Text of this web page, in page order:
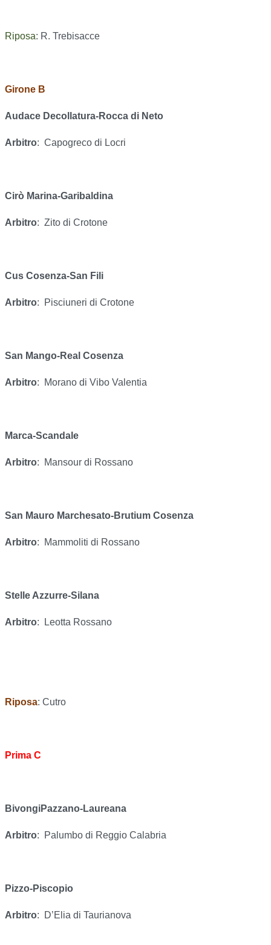
Riposa: R. Trebisacce
Girone B
Audace Decollatura-Rocca di Neto
Arbitro: Capogreco di Locri
Cirò Marina-Garibaldina
Arbitro: Zito di Crotone
Cus Cosenza-San Fili
Arbitro: Pisciuneri di Crotone
San Mango-Real Cosenza
Arbitro: Morano di Vibo Valentia
Marca-Scandale
Arbitro: Mansour di Rossano
San Mauro Marchesato-Brutium Cosenza
Arbitro: Mammoliti di Rossano
Stelle Azzurre-Silana
Arbitro: Leotta Rossano
Riposa: Cutro
Prima C
BivongiPazzano-Laureana
Arbitro: Palumbo di Reggio Calabria
Pizzo-Piscopio
Arbitro: D’Elia di Taurianova